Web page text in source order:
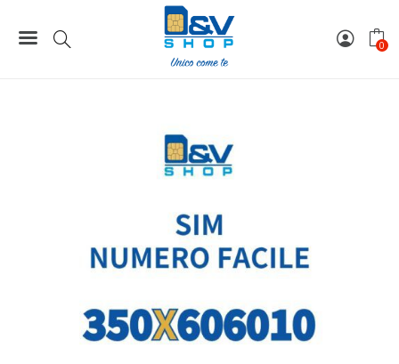
0
SIM Kena Mobile Numero Facile 350X606010 Da Attivare